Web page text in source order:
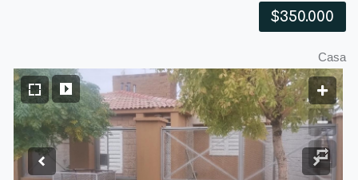
$350.000
Casa